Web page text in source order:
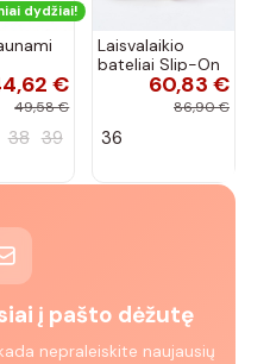
dydžiai!
su €
49,58 €
38 39
Laisvalaikio
bateliai Slip-On
Big Star
RR274721 smėlio
60,83 €
86,90 €
36
į pašto dėžutę
nepraleiskite naujausių